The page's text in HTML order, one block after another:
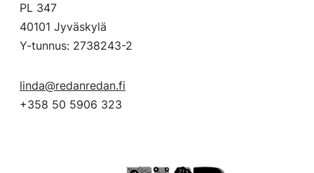
PL 347
40101 Jyväskylä
Y-tunnus: 2738243-2
linda@redanredan.fi
+358 50 5906 323